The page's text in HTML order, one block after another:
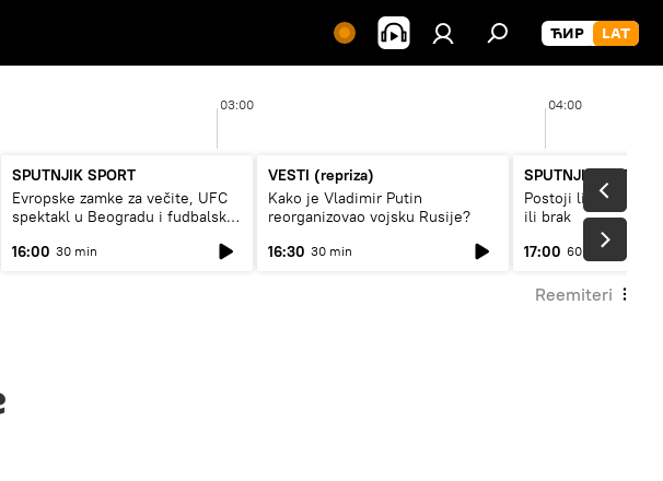
03:00 04:00
SPUTNJIK SPORT
Evropske zamke za večite, UFC
spektakl u Beogradu i fudbalski
16:00 30 min
VESTI (repriza)
Kako je Vladimir Putin
reorganizovao vojsku Rusije?
16:30 30 min
SPUTNJIK
Postoji li recept za
ili brak
17:00 60 min
Reemiteri